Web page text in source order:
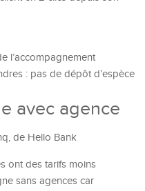
l’accompagnement
: pas de dépôt d’espèce
avec agence
de Hello Bank
ont des tarifs moins
sans agences car